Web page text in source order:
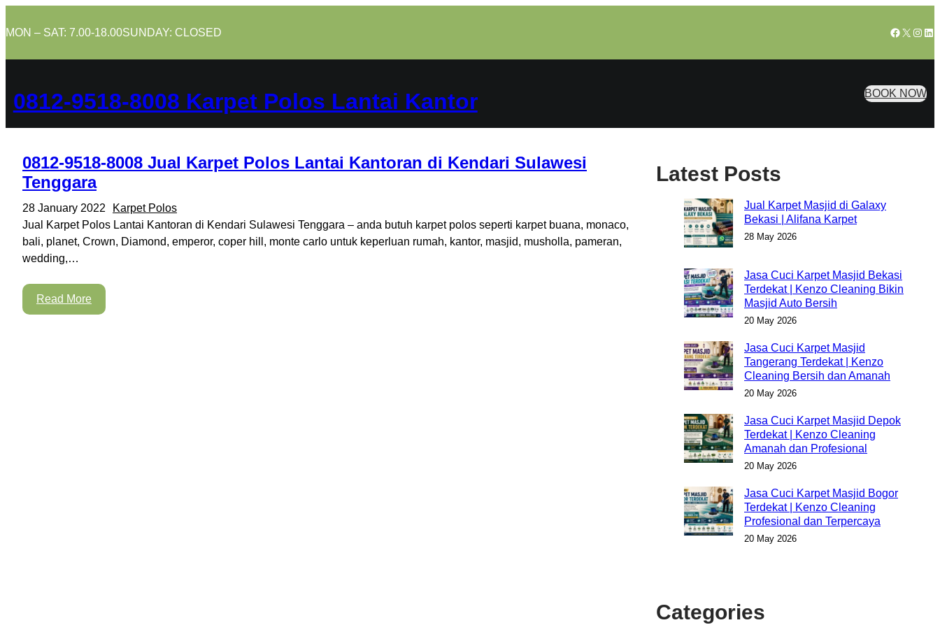
to
MON – SAT: 7.00-18.00SUNDAY: CLOSED Facebook
X
0812-9518-8008 Karpet Polos Lantai Kantor BOOK NOW
0812-9518-8008 Jual Karpet Polos Lantai Kantoran di Kendari Sulawesi
Tenggara
28 January 2022
Karpet Polos
Jual Karpet Polos Lantai Kantoran di Kendari Sulawesi Tenggara – anda butuh karpet polos seperti karpet buana, monaco,
bali, planet, Crown, Diamond, emperor, coper hill, monte carlo untuk keperluan rumah, kantor, masjid, musholla, pameran,
wedding,…
Read More
Latest Posts
Jual Karpet Masjid di Galaxy
Bekasi | Alifana Karpet
28 May 2026
Jasa Cuci Karpet Masjid Bekasi
Terdekat | Kenzo Cleaning Bikin
Masjid Auto Bersih
20 May 2026
Jasa Cuci Karpet Masjid
Tangerang Terdekat | Kenzo
Cleaning Bersih dan Amanah
20 May 2026
Jasa Cuci Karpet Masjid Depok
Terdekat | Kenzo Cleaning
Amanah dan Profesional
20 May 2026
Jasa Cuci Karpet Masjid Bogor
Terdekat | Kenzo Cleaning
Profesional dan Terpercaya
20 May 2026
Categories